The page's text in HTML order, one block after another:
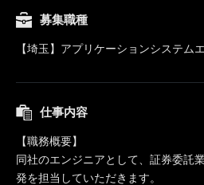
募集職種
【埼玉】アプリケーションシステム
仕事内容
【職務概要】
同社のエンジニアとして、証券委託
発を担当していただきます。